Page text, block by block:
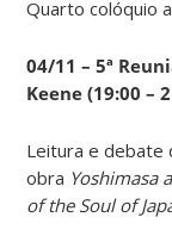
Quarto colóquio
04/11 – 5ª
Keene (19:00 –
Leitura e debate
obra Yoshimasa
of the Soul of